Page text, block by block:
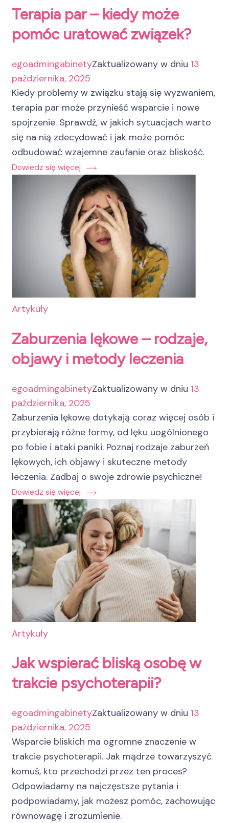
Terapia par – kiedy może
pomóc uratować związek?
egoadmingabinetyZaktualizowany w dniu 13
października, 2025
Kiedy problemy w związku stają się wyzwaniem,
terapia par może przynieść wsparcie i nowe
spojrzenie. Sprawdź, w jakich sytuacjach warto
się na nią zdecydować i jak może pomóc
odbudować wzajemne zaufanie oraz bliskość.
Dowiedz się więcej
Artykuły
Zaburzenia lękowe – rodzaje,
objawy i metody leczenia
egoadmingabinetyZaktualizowany w dniu 13
października, 2025
Zaburzenia lękowe dotykają coraz więcej osób i
przybierają różne formy, od lęku uogólnionego
po fobie i ataki paniki. Poznaj rodzaje zaburzeń
lękowych, ich objawy i skuteczne metody
leczenia. Zadbaj o swoje zdrowie psychiczne!
Dowiedz się więcej
Artykuły
Jak wspierać bliską osobę w
trakcie psychoterapii?
egoadmingabinetyZaktualizowany w dniu 13
października, 2025
Wsparcie bliskich ma ogromne znaczenie w
trakcie psychoterapii. Jak mądrze towarzyszyć
komuś, kto przechodzi przez ten proces?
Odpowiadamy na najczęstsze pytania i
podpowiadamy, jak możesz pomóc, zachowując
równowagę i zrozumienie.